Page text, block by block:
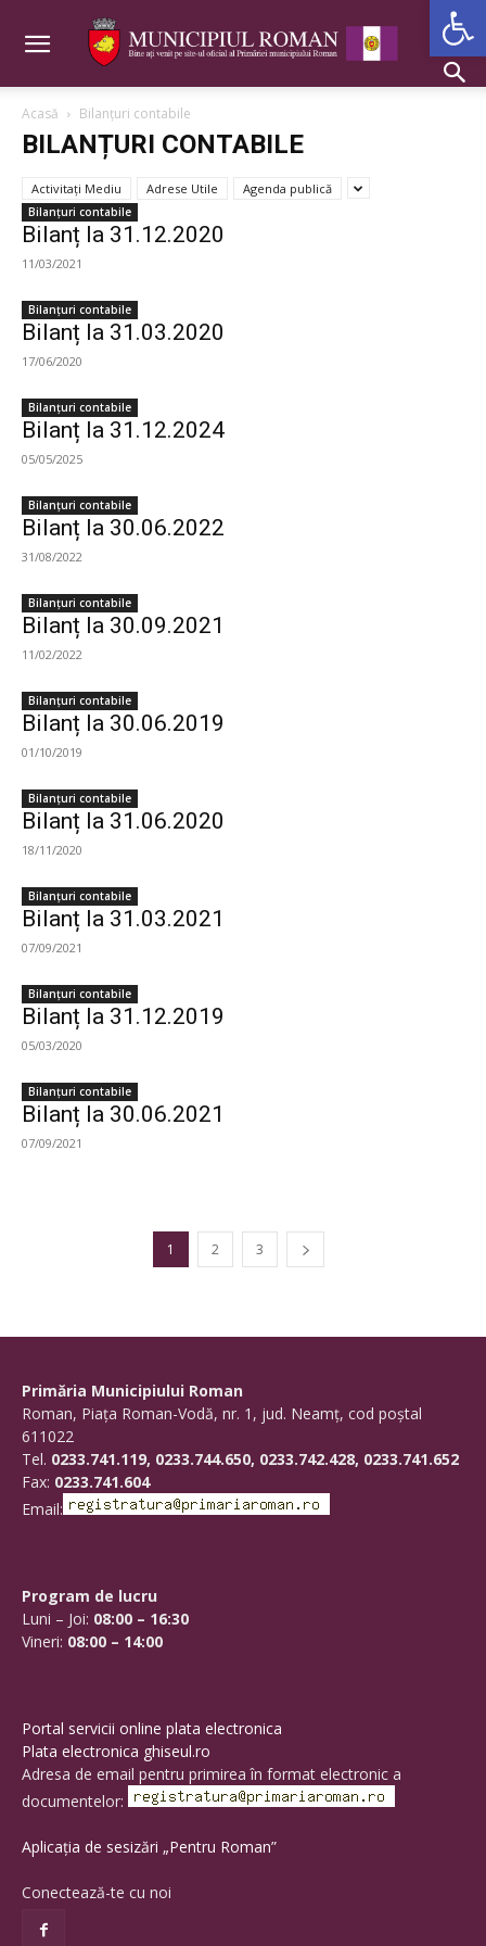
Acasă Bilanțuri contabile
BILANȚURI CONTABILE
Activitaţi Mediu Adrese Utile Agenda publică
Bilanțuri contabile
Bilanț la 31.12.2020
11/03/2021
Bilanțuri contabile
Bilanț la 31.03.2020
17/06/2020
Bilanțuri contabile
Bilanț la 31.12.2024
05/05/2025
Bilanțuri contabile
Bilanț la 30.06.2022
31/08/2022
Bilanțuri contabile
Bilanț la 30.09.2021
11/02/2022
Bilanțuri contabile
Bilanț la 30.06.2019
01/10/2019
Bilanțuri contabile
Bilanț la 31.06.2020
18/11/2020
Bilanțuri contabile
Bilanț la 31.03.2021
07/09/2021
Bilanțuri contabile
Bilanț la 31.12.2019
05/03/2020
Bilanțuri contabile
Bilanț la 30.06.2021
07/09/2021
1 2 3
Primăria Municipiului Roman
Roman, Piaţa Roman-Vodă, nr. 1, jud. Neamţ, cod poştal
611022
Tel. 0233.741.119, 0233.744.650, 0233.742.428, 0233.741.652
Fax: 0233.741.604
Email:
Program de lucru
Luni – Joi: 08:00 – 16:30
Vineri: 08:00 – 14:00
Portal servicii online plata electronica
Plata electronica ghiseul.ro
Adresa de email pentru primirea în format electronic a
documentelor:
Aplicația de sesizări „Pentru Roman”
Conectează-te cu noi